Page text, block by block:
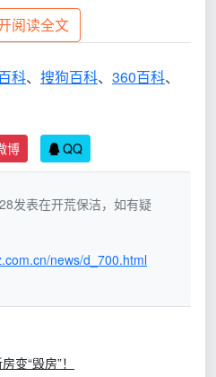
铲刀配合低角度刮除，严禁
干铲
布，必要时用中性漆面清除
剂
酒精或除胶剂湿敷几分钟，
阅读全文
科、 搜狗百科、 360百科、
博 QQ
发表在开荒保洁，如有疑
news/d_700.html
变“毁房”！